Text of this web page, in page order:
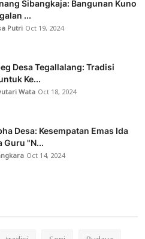
Sibangkaja: Bangunan Kuno
...
Putri Oct 19, 2024
Desa Tegallalang: Tradisi
Ke...
Wata Oct 18, 2024
Desa: Kesempatan Emas Ida
Guru "N...
Oct 14, 2024